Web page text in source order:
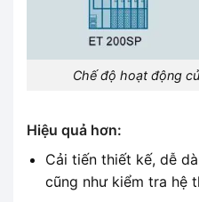
Chế độ hoạt động
Hiệu quả hơn:
Cải tiến thiết kế, dễ
cũng như kiểm tra hệ